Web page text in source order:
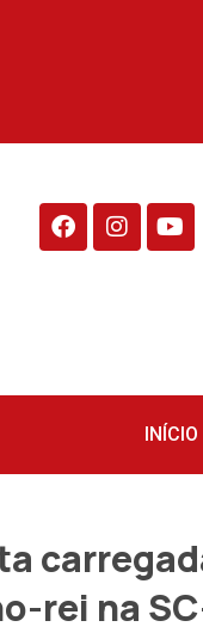
INÍCIO
rei na